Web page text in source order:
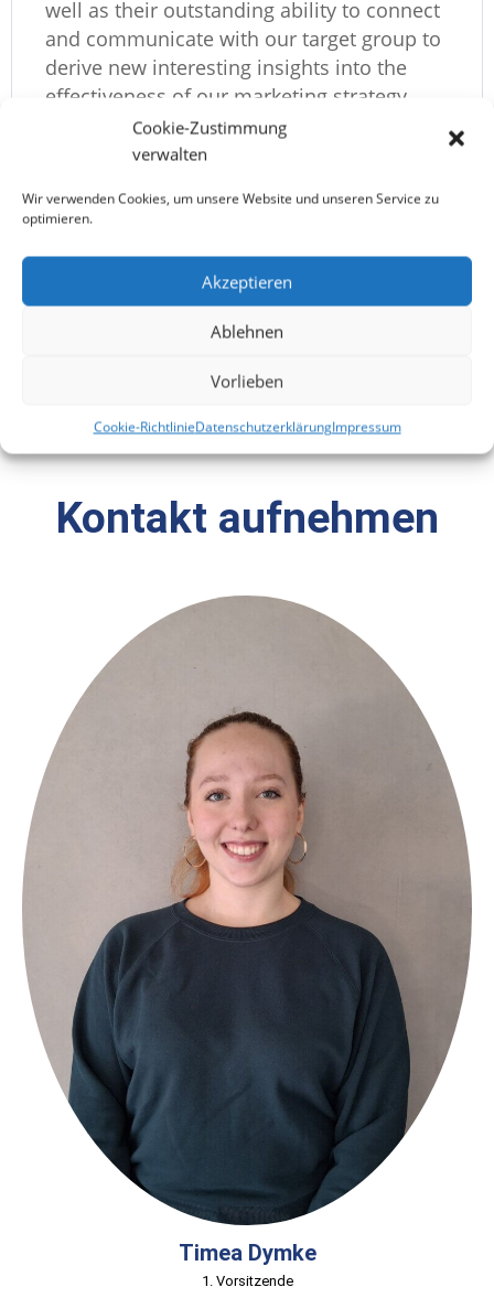
Cookie-Zustimmung
verwalten
Wir verwenden Cookies, um unsere Website und unseren Service zu
optimieren.
Akzeptieren
Ablehnen
Vorlieben
Cookie-RichtlinieDatenschutzerklärungImpressum
well as their outstanding ability to connect
and communicate with our target group to
derive new interesting insights into the
effectiveness of our marketing strategy.
Europa-Universität
Viadrina
Kontakt aufnehmen
Timea Dymke
1. Vorsitzende